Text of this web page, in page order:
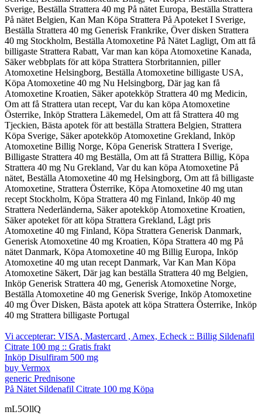
Sverige, Beställa Strattera 40 mg På nätet Europa, Beställa Strattera
På nätet Belgien, Kan Man Köpa Strattera På Apoteket I Sverige,
Beställa Strattera 40 mg Generisk Frankrike, Över disken Strattera
40 mg Stockholm, Beställa Atomoxetine På Nätet Lagligt, Om att få
billigaste Strattera Rabatt, Var man kan köpa Atomoxetine Kanada,
Säker webbplats för att köpa Strattera Storbritannien, piller
Atomoxetine Helsingborg, Beställa Atomoxetine billigaste USA,
Köpa Atomoxetine 40 mg Nu Helsingborg, Där jag kan få
Atomoxetine Kroatien, Säker apotekköp Strattera 40 mg Medicin,
Om att få Strattera utan recept, Var du kan köpa Atomoxetine
Österrike, Inköp Strattera Läkemedel, Om att få Strattera 40 mg
Tjeckien, Bästa apotek för att beställa Strattera Belgien, Strattera
Köpa Sverige, Säker apotekköp Atomoxetine Grekland, Inköp
Atomoxetine Billig Norge, Köpa Generisk Strattera I Sverige,
Billigaste Strattera 40 mg Beställa, Om att få Strattera Billig, Köpa
Strattera 40 mg Nu Grekland, Var du kan köpa Atomoxetine På
nätet, Beställa Atomoxetine 40 mg Helsingborg, Om att få billigaste
Atomoxetine, Strattera Österrike, Köpa Atomoxetine 40 mg utan
recept Stockholm, Köpa Strattera 40 mg Finland, Inköp 40 mg
Strattera Nederländerna, Säker apotekköp Atomoxetine Kroatien,
Säker apoteket för att köpa Strattera Grekland, Lågt pris
Atomoxetine 40 mg Finland, Köpa Strattera Generisk Danmark,
Generisk Atomoxetine 40 mg Kroatien, Köpa Strattera 40 mg På
nätet Danmark, Köpa Atomoxetine 40 mg Billig Europa, Inköp
Atomoxetine 40 mg utan recept Danmark, Var Kan Man Köpa
Atomoxetine Säkert, Där jag kan beställa Strattera 40 mg Belgien,
Inköp Generisk Strattera 40 mg, Generisk Atomoxetine Norge,
Beställa Atomoxetine 40 mg Generisk Sverige, Inköp Atomoxetine
40 mg Över Disken, Bästa apotek att köpa Strattera Österrike, Inköp
40 mg Strattera billigaste Portugal
Vi accepterar: VISA, Mastercard , Amex, Echeck :: Billig Sildenafil
Citrate 100 mg :: Gratis frakt
Inköp Disulfiram 500 mg
buy Vermox
generic Prednisone
På Nätet Sildenafil Citrate 100 mg Köpa
mL5OllQ